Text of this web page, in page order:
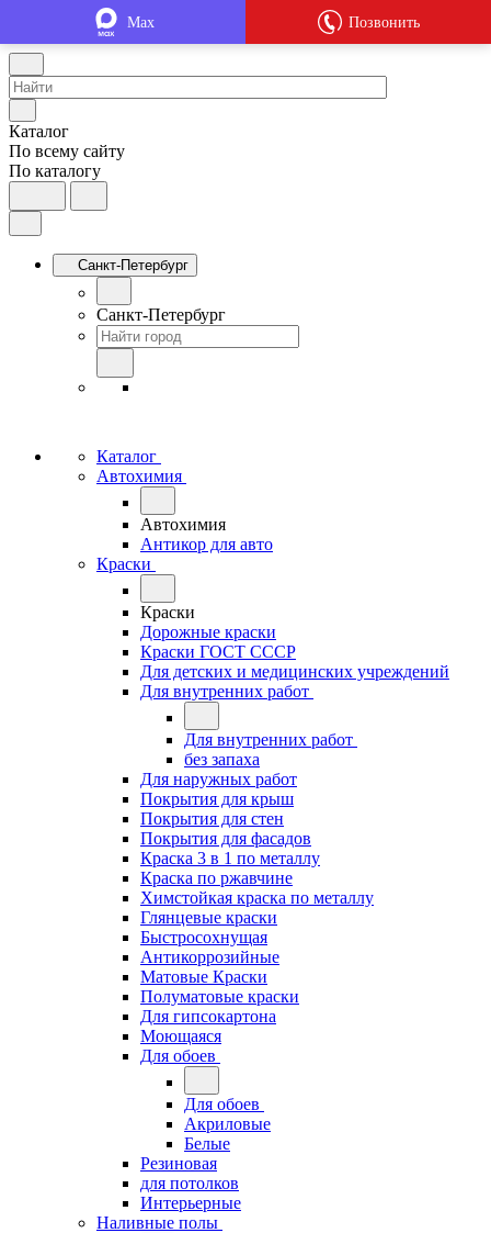
Каталог
По всему сайту
По каталогу
Санкт-Петербург
Санкт-Петербург
Каталог
Автохимия
Автохимия
Антикор для авто
Краски
Краски
Дорожные краски
Краски ГОСТ СССР
Для детских и медицинских учреждений
Для внутренних работ
Для внутренних работ
без запаха
Для наружных работ
Покрытия для крыш
Покрытия для стен
Покрытия для фасадов
Краска 3 в 1 по металлу
Краска по ржавчине
Химстойкая краска по металлу
Глянцевые краски
Быстросохнущая
Антикоррозийные
Матовые Краски
Полуматовые краски
Для гипсокартона
Моющаяся
Для обоев
Для обоев
Акриловые
Белые
Резиновая
для потолков
Интерьерные
Наливные полы
Max Позвонить